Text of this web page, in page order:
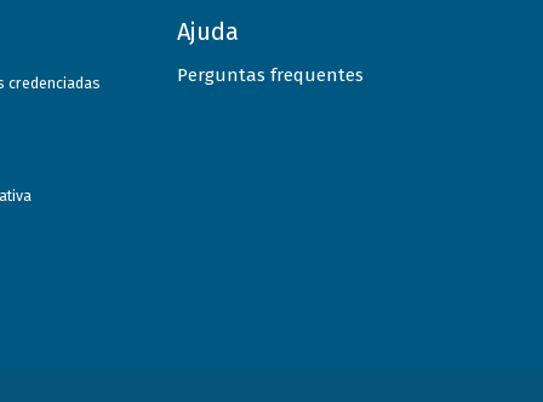
credenciadas
Ajuda
Perguntas frequentes